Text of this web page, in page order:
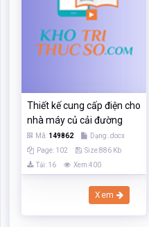
Thiết kế cung cấp điện cho
nhà máy củ cải đường
Mã: 149862
Dạng:.docx
Page: 102
Size:886 Kb
Tải: 16
Xem:400
Xem